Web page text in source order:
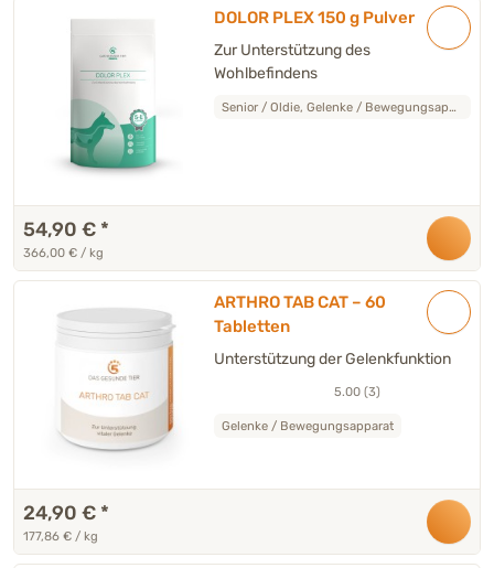
DOLOR PLEX 150 g Pulver
Zur Unterstützung des
Wohlbefindens
Senior / Oldie, Gelenke / Bewegungsapparat
54,90 € *
366,00 € / kg
ARTHRO TAB CAT – 60
Tabletten
Unterstützung der Gelenkfunktion
5.00 (3)
Gelenke / Bewegungsapparat
24,90 € *
177,86 € / kg